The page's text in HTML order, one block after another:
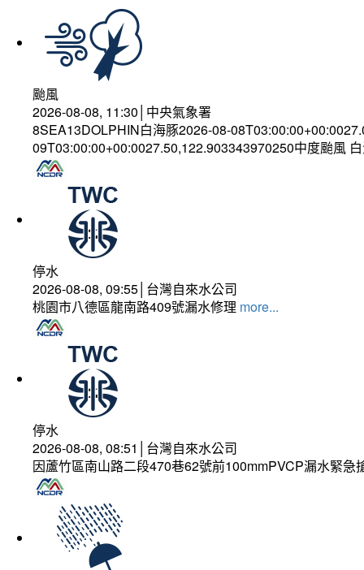
颱風
2026-08-08, 11:30│中央氣象署
8SEA13DOLPHIN白海豚2026-08-
09T03:00:00+00:0027.50,122.903343970250中度颱風
停水
2026-08-08, 09:55│台灣自來水公司
桃園市八德區龍南路409號漏水修理 more...
停水
2026-08-08, 08:51│台灣自來水公司
因蘆竹區南山路二段470巷62號前100mmPVCP漏水緊急